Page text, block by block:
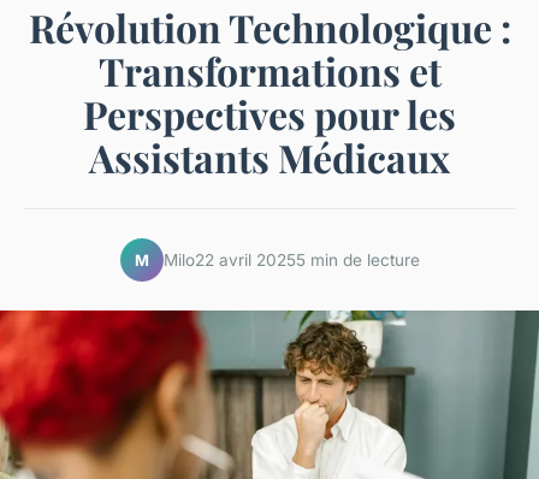
Révolution Technologique :
Transformations et
Perspectives pour les
Assistants Médicaux
M Milo22 avril 20255 min de lecture